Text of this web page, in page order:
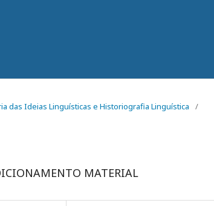
das Ideias Linguísticas e Historiografia Linguística
/
MATERIAL